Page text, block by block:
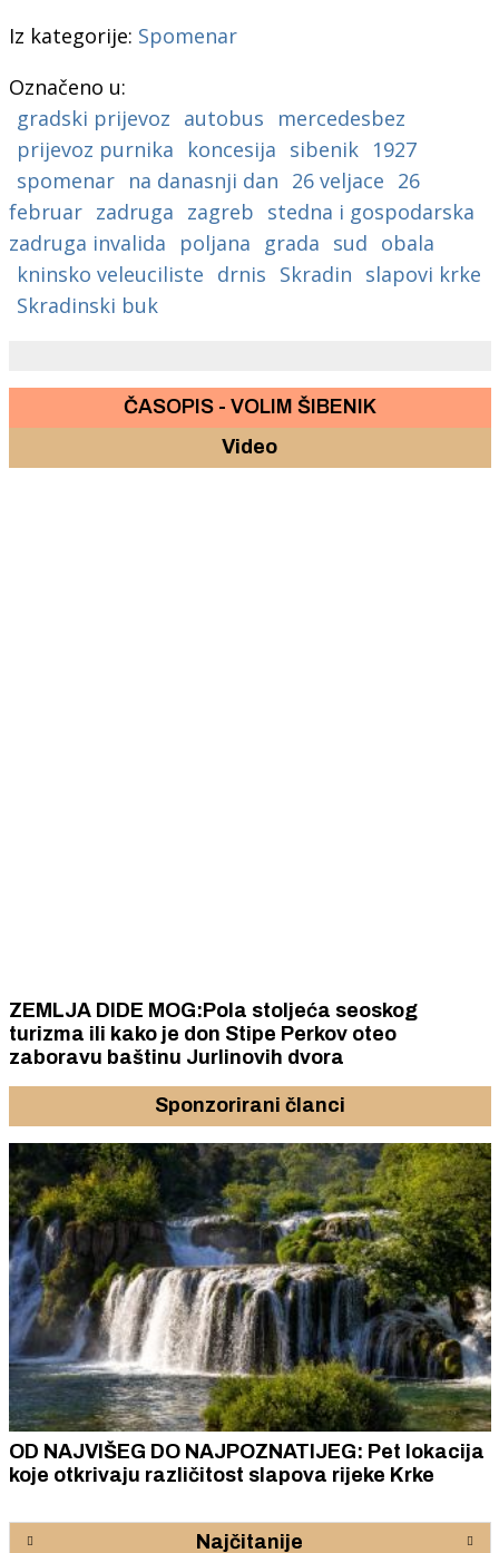
Iz kategorije: Spomenar
Označeno u:
gradski prijevoz autobus
mercedesbez
prijevoz purnika
koncesija sibenik 1927
spomenar na danasnji dan 26 veljace 26
februar zadruga zagreb stedna i gospodarska
zadruga invalida
poljana grada sud obala
kninsko veleuciliste drnis Skradin slapovi krke
Skradinski buk
ČASOPIS - VOLIM ŠIBENIK
Video
ZEMLJA DIDE MOG:Pola stoljeća seoskog
turizma ili kako je don Stipe Perkov oteo
zaboravu baštinu Jurlinovih dvora
Sponzorirani članci
OD NAJVIŠEG DO NAJPOZNATIJEG: Pet lokacija
koje otkrivaju različitost slapova rijeke Krke
Najčitanije